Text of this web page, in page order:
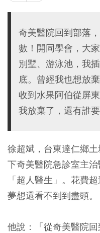
奇美醫院回到部落
數！開同學會，大
別墅、游泳池，我
底。曾經我也想放
收到水果阿伯從屏
我放棄了，還有誰
徐超斌，台東達仁鄉
下奇美醫院急診室主
「超人醫生」。花費
夢想還看不到到盡頭。
他說：「從奇美醫院